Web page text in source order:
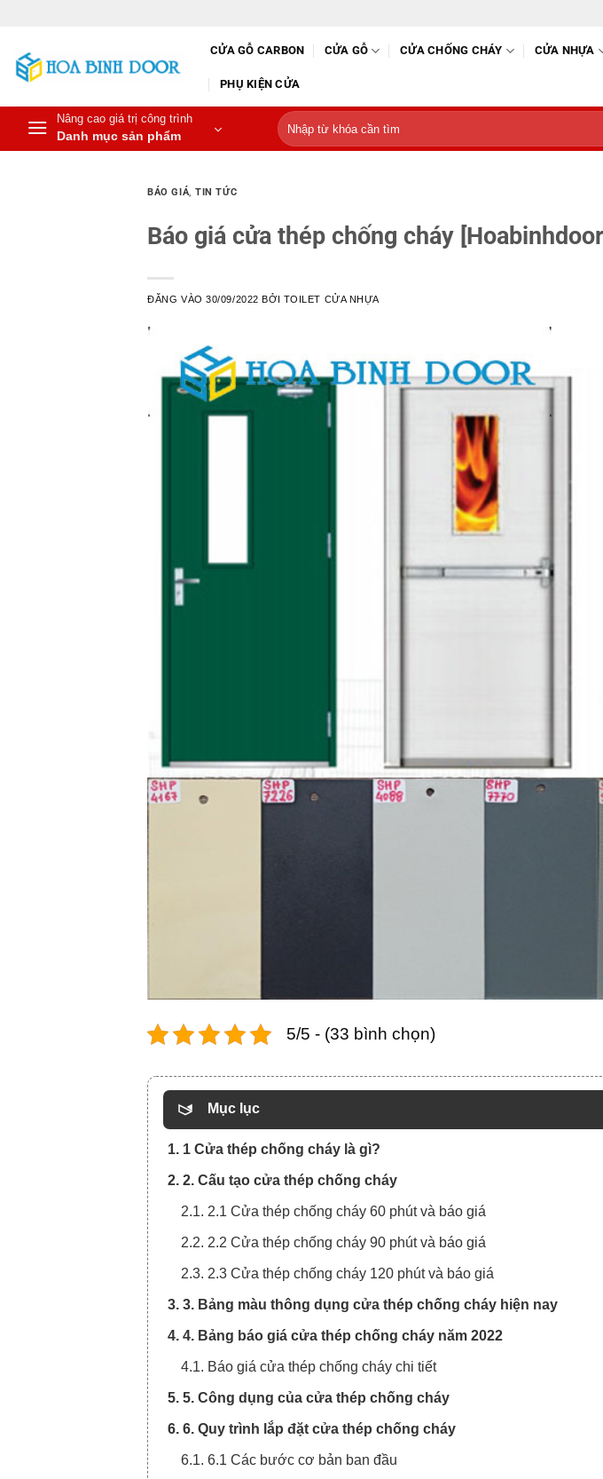
nội
dung
CỬA GỖ CARBON CỬA GỖ CỬA CHỐNG CHÁY CỬA NHỰA
PHỤ KIỆN CỬA
Nâng cao giá trị công trình
Danh mục sản phẩm
Tìm
kiếm:
BÁO GIÁ,TIN TỨC
Báo giá cửa thép chống cháy
ĐĂNG VÀO30/09/2022 BỞI TOILET CỬA NHỰA
5/5 - (33 bình chọn)
Mục lục
1. 1 Cửa thép chống cháy là gì?
2. 2. Cấu tạo cửa thép chống cháy
2.1. 2.1 Cửa thép chống cháy 60 phút và báo giá
2.2. 2.2 Cửa thép chống cháy 90 phút và báo giá
2.3. 2.3 Cửa thép chống cháy 120 phút và báo giá
3. 3. Bảng màu thông dụng cửa thép chống cháy hiện nay
4. 4. Bảng báo giá cửa thép chống cháy năm 2022
4.1. Báo giá cửa thép chống cháy chi tiết
5. 5. Công dụng của cửa thép chống cháy
6. 6. Quy trình lắp đặt cửa thép chống cháy
6.1. 6.1 Các bước cơ bản ban đầu